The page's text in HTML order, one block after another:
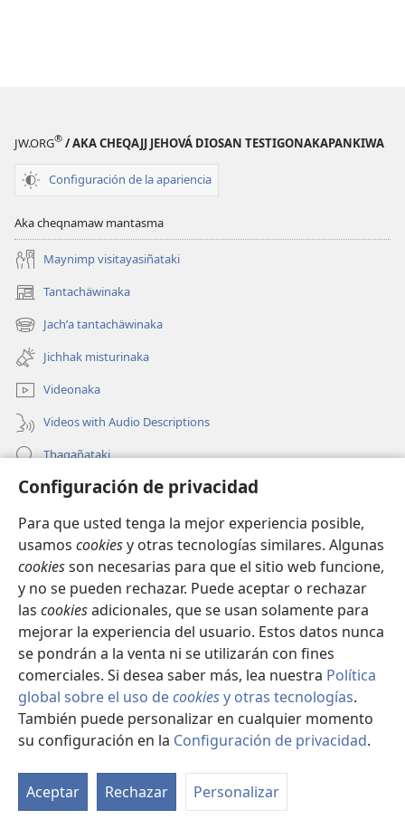
Configuración de privacidad
Para que usted tenga la mejor experiencia posible,
usamos cookiesy otras tecnologías similares. Algunas
cookiesson necesarias para que el sitio web funcione,
y no se pueden rechazar. Puede aceptar o rechazar
las cookiesadicionales, que se usan solamente para
mejorar la experiencia del usuario. Estos datos nunca
se pondrán a la venta ni se utilizarán con fines
comerciales. Si desea saber más, lea nuestra Política
global sobre el uso decookiesy otras tecnologías.
También puede personalizar en cualquier momento
su configuración en la Configuración de privacidad.
Aceptar Rechazar Personalizar
JW.ORG® / AKA CHEQAJJ JEHOVÁ DIOSAN TESTIGONAKAPANKIWA
Configuración de la apariencia
Aka cheqnamaw mantasma
Maynimp visitayasiñataki
Tantachäwinaka
(opens
new
window)
Jachʼa tantachäwinaka
(opens
new
window)
Jichhak misturinaka
Videonaka
Videos with Audio Descriptions
Thaqañataki
Oraqpachat yatiyäwinaka
Donacionanaka
(opens
window)INTERNETANKIR BIBLIOTECA
(opens
new
window)JW Hub ®
(opens
new
window)
Copyright© 2026 Watch Tower Bible and Tract Society of Pennsylvania.
CONDICIONES DE USO|POLÍTICA DE PRIVACIDAD|
CONFIGURACIÓN DE PRIVACIDAD